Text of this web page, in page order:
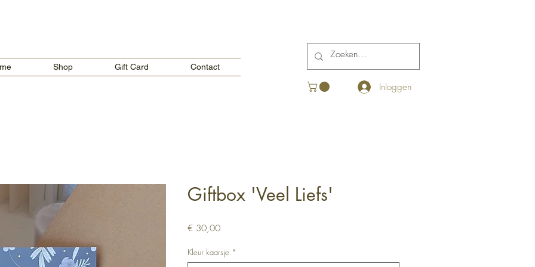
Shop Gift Card Contact
Inloggen
Giftbox 'Veel Liefs'
€ 30,00Prijs
Kleur kaarsje *